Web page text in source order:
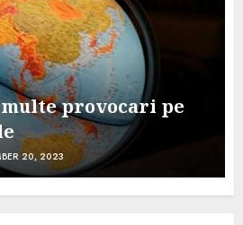
multe provocari pe
20, 2023